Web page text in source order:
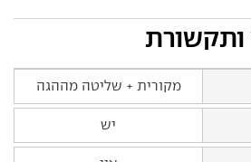
ותקשורת
מקורית + שליטה מההגה
יש